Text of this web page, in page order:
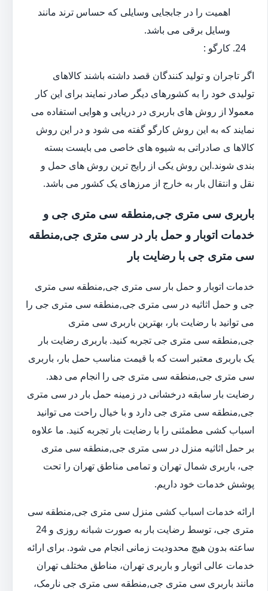
اهمیت را در جابجایی وسایلی که حساس ترند مانند
وسایل برقی می باشد.
کارگو :
اگر تاجران و تولید کنندگان قصد داشته باشند کالاهای
تولیدی خود را به کشورهای دیگر صادر نمایند برای این کار
معمولا از روش های باربری در دریایی و هوایی استفاده می
نمایند که به این روش کارگو گفته می شود و در این روش
کالاها ی صادراتی به شیوه های خاصی می بایست بسته
بندی شوند.این روش یکی از رایج ترین روش های حمل و
نقل و انتقال بار به خارج از مرزهای یک کشور می باشد.
باربری سی متری جی,منطقه سی متری جی و
خدمات اتوبار و حمل بار در سی متری جی,منطقه
سی متری جی با رضایت بار
خدمات اتوبار و حمل بار سی متری جی,منطقه سی متری
جی و حمل اثاثیه در سی متری جی,منطقه سی متری جی را
می توانید با رضایت بار، بهترین باربری سی متری
جی,منطقه سی متری جی تجربه کنید. باربری رضایت بار
یک باربری معتبر است که با قیمت مناسب حمل بار، باربری
سی متری جی,منطقه سی متری جی را انجام می دهد.
رضایت بار سابقه درخشانی در زمینه حمل بار در سی متری
جی,منطقه سی متری جی دارد و با خیال راحت می توانید
اسباب کشی مطمئنی را با رضایت بار تجربه کنید. ما علاوه
بر حمل اثاثیه منزل در سی متری جی,منطقه سی متری
جی، باربری شمال تهران و تمامی مناطق تهران را تحت
پوشش خدمات خود داریم.
ارائه خدمات اسباب کشی منزل سی متری جی,منطقه سی
متری جی، توسط رضایت بار به صورت شبانه روزی و 24
ساعته بدون هیچ محدودیت زمانی انجام می شود. برای ارائه
خدمات عالی اتوبار و باربری تهران، مناطق مختلف تهران
مانند باربری سی متری جی,منطقه سی متری جی نارمک،